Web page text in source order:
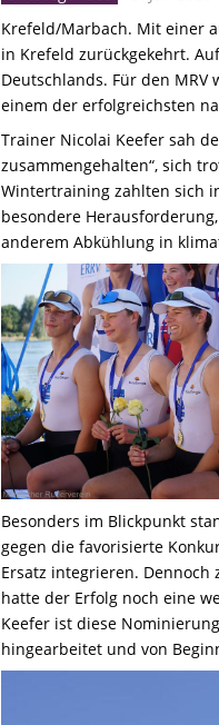
Krefeld/Marbach. Mit einer
in Krefeld zurückgekehrt.
Deutschlands. Für den
einem der erfolgreichsten
Trainer Nicolai Keefer sah
zusammengehalten“, sich
Wintertraining zahlten sich
besondere
anderem Abkühlung in
Besonders im Blickpunkt
gegen die favorisierte
Ersatz integrieren. Dennoch
hatte der Erfolg noch eine
Keefer ist diese
hingearbeitet und von